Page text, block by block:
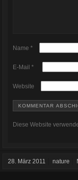
Name *
E-Mail *
Website
Diese Website
28. März 2011 nature